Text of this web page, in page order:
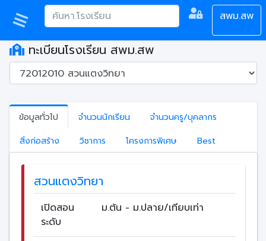
สพม.สพ
ทะเบียนโรงเรียน สพม.สพ
ข้อมูลทั่วไป จำนวนนักเรียน
จำนวนครู/บุคลากร
สิ่งก่อสร้าง
วิชาการ โครงการพิเศษ Best
สวนแตงวิทยา
เปิดสอน
ระดับ
ม.ต้น - ม.ปลาย/เทียบเท่า